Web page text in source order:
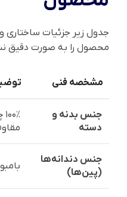
جدول زیر جزئیات
محصول را به صورت دقیق
مشخصه فنی
جنس بدنه و
دسته
جنس دندانه‌ها
(پین‌ها)